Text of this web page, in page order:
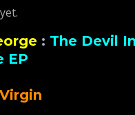
: The Devil
EP